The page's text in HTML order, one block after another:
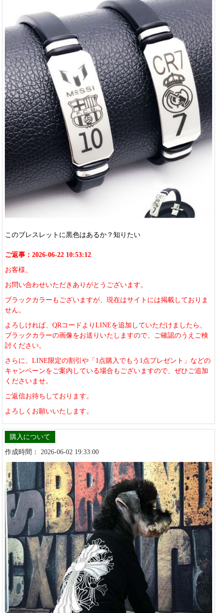
このブレスレットに黒色はあるか？知りたい
ご返事：2026-06-22 10:53:12
お客様、
お問い合わせいただきありがとうございます。
ブラックカラーもございますが、現在はサイトには掲載しておりま
せん。
よろしければ、QRコードよりLINEを追加していただけましたら、
ブラックカラーの画像をお送りいたしますので、ご確認のうえご検
討ください。
さらに、LINE限定の割引や「1点購入でもう1点プレゼント」などの
キャンペーンをご案内している場合もございますので、ぜひご追加
くださいませ。
ご返信お待ちしております。
よろしくお願いいたします。
購入について
作成時間： 2026-06-02 19:33:00